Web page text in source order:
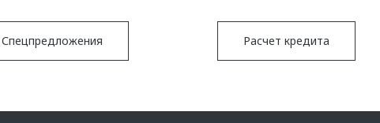
Спецпредложения Расчет кредита